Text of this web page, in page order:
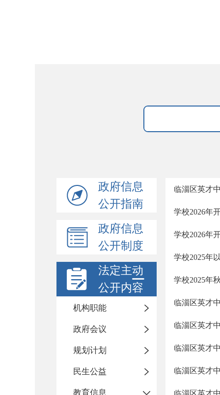
政府信息
公开指南
政府信息
公开制度
法定主动
公开内容
机构职能
政府会议
规划计划
民生公益
教育信息
临淄区英才
学校2026年
学校2026年
学校2025年
学校2025年
临淄区英才
临淄区英才
临淄区英才
临淄区英才
临淄区英才